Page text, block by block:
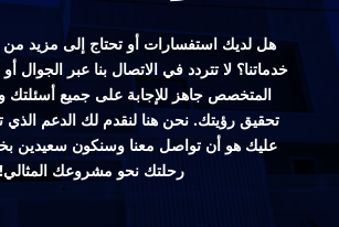
هل لديك استفسارات أو تحتاج إلى مزيد
خدماتنا؟ لا تتردد في الاتصال بنا عبر الجوال
المتخصص جاهز للإجابة على جميع
تحقيق رؤيتك. نحن هنا لنقدم لك الدعم الذي
عليك هو أن تواصل معنا وسنكون سعيدين
رحلتك نحو مشروعك المثالي!